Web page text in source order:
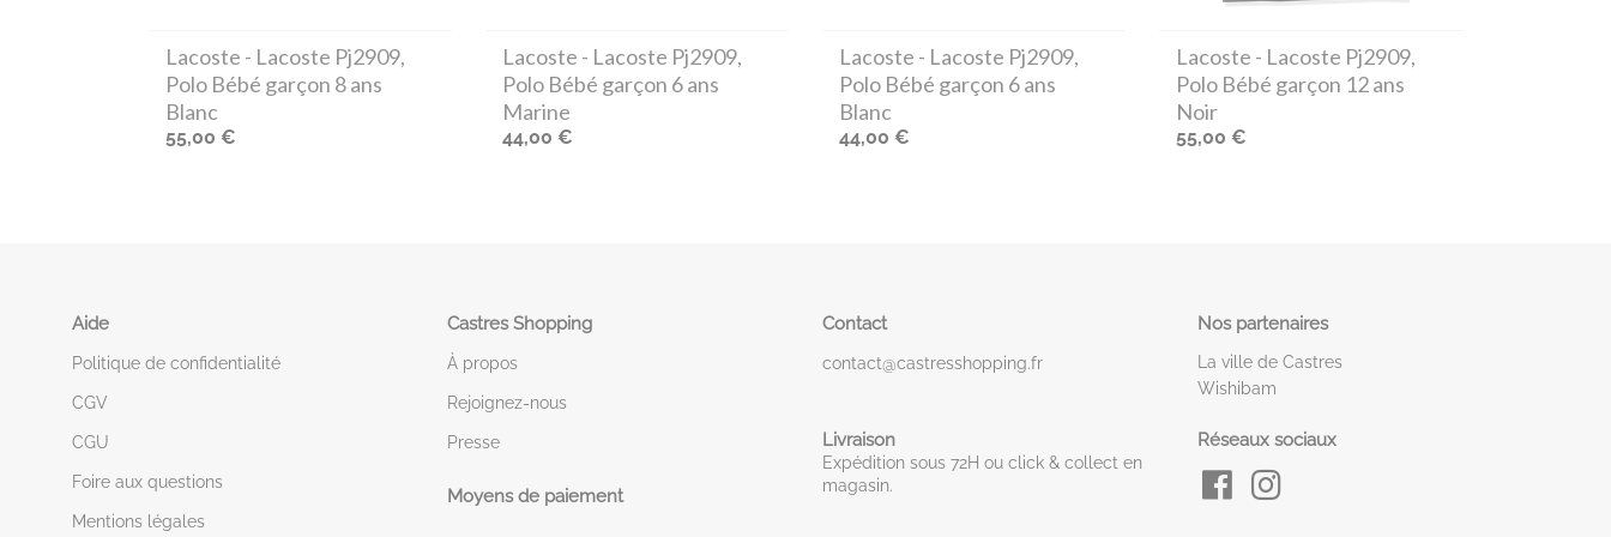
Lacoste - Lacoste Pj2909,
Polo Bébé garçon 8 ans
Blanc
55,00 €
Lacoste - Lacoste Pj2909,
Polo Bébé garçon 6 ans
Marine
44,00 €
Lacoste - Lacoste Pj2909,
Polo Bébé garçon 6 ans
Blanc
44,00 €
Lacoste - Lacoste Pj2909,
Polo Bébé garçon 12 ans
Noir
55,00 €
Aide
Politique de confidentialité
CGV
CGU
Foire aux questions
Mentions légales
Castres Shopping
À propos
Rejoignez-nous
Presse
Moyens de paiement
Contact
contact@castresshopping.fr
Livraison
Expédition sous 72H ou click & collect en
magasin.
Nos partenaires
La ville de Castres
Wishibam
Réseaux sociaux